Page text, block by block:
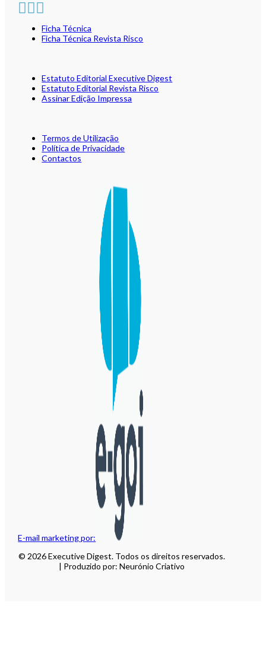
E-mail marketing por:
Ficha Técnica
Ficha Técnica Revista Risco
Estatuto Editorial Executive Digest
Estatuto Editorial Revista Risco
Assinar Edição Impressa
Termos de Utilização
Política de Privacidade
Contactos
© 2026 Executive Digest. Todos os direitos reservados.
| Produzido por: Neurónio Criativo